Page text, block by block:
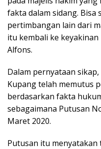
fakta dalam sidang. Bisa
pertimbangan lain dari
itu kembali ke keyakinan
Alfons.
Dalam pernyataan
Kupang telah memutus
berdasarkan fakta
sebagaimana Putusan
Maret 2020.
Putusan itu